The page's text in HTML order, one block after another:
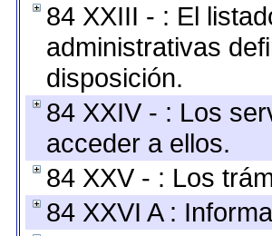
84 XXIII - : El
administrativas
disposición.
84 XXIV - : Los
acceder a ellos.
84 XXV - : Los
84 XXVI A :